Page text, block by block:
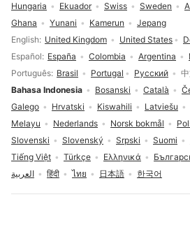
Pilihan bahasa
English United Kingdom United States
Español
España Colombia Argentina
Português Brasil Portugal Русский
Bahasa Indonesia
Bosanski Català
Galego
Hrvatski Kiswahili Latviešu
Melayu
Nederlands Norsk bokmål
Slovenski
Slovenský Srpski Suomi
Tiếng Việt
Türkçe Ελληνικά
العربية
हिंदी ไทย 日本語 한국어
Hungaria
Ekuador Swiss Sweden
Ghana
Yunani Kamerun Jepang